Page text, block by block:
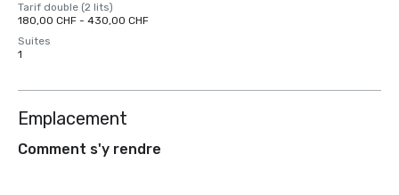
Tarif double (2 lits)
180,00 CHF - 430,00 CHF
Suites
1
Emplacement
Comment s'y rendre